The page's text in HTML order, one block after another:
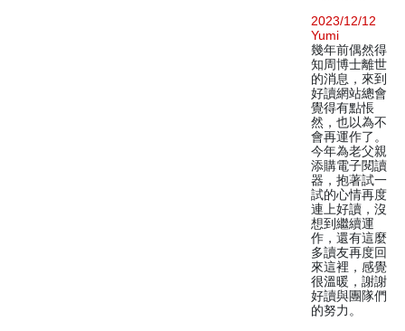
2023/12/12
Yumi
幾年前偶然得
知周博士離世
的消息，來到
好讀網站總會
覺得有點悵
然，也以為不
會再運作了。
今年為老父親
添購電子閱讀
器，抱著試一
試的心情再度
連上好讀，沒
想到繼續運
作，還有這麼
多讀友再度回
來這裡，感覺
很溫暖，謝謝
好讀與團隊們
的努力。